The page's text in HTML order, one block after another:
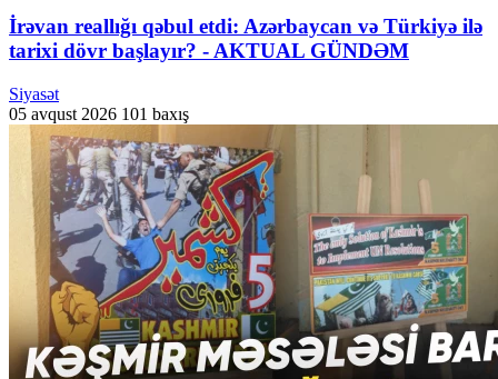
İrəvan reallığı qəbul etdi: Azərbaycan və Türkiyə ilə
tarixi dövr başlayır? - AKTUAL GÜNDƏM
Siyasət
05 avqust 2026 101 baxış